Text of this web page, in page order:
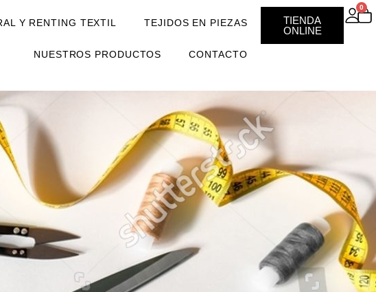
Y RENTING TEXTIL TEJIDOS EN PIEZAS
NUESTROS PRODUCTOS CONTACTO
TIENDA
ONLINE
0